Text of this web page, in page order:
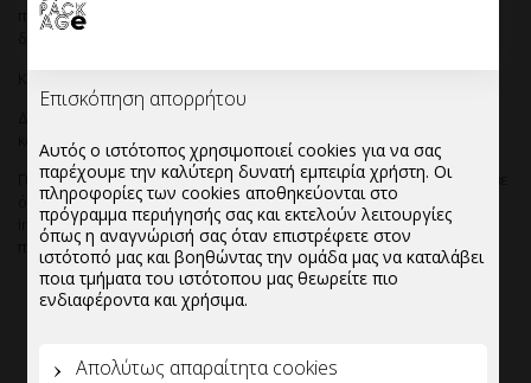
περιλαμβάνει mix απο ποτήρια ή να είναι ατόφια,να περιλαμβάνει
Δυνατότητα βελτιστοποίησης τιμών για ποσότητες απο μια παλέτα
και άνω.
Για μεγαλύτερες ποσότητες-συνεργασία υπερχονδρικής,παρακαλούμε
όπως επικοινωνήσετε μας αποστείλλετε το email σας στο
info@mypackage.gr, ή εναλλακτικά μπορείτε να συμπληρώσετε το
πεδίο ζήτησης προσφοράς και να επικοινωνήσουμε μαζί σας.
Επισκόπηση απορρήτου
Αυτός ο ιστότοπος χρησιμοποιεί cookies για να σας
παρέχουμε την καλύτερη δυνατή εμπειρία χρήστη. Οι
πληροφορίες των cookies αποθηκεύονται στο
πρόγραμμα περιήγησής σας και εκτελούν λειτουργίες
όπως η αναγνώρισή σας όταν επιστρέφετε στον
ιστότοπό μας και βοηθώντας την ομάδα μας να καταλάβει
ποια τμήματα του ιστότοπου μας θεωρείτε πιο
ενδιαφέροντα και χρήσιμα.
Απολύτως απαραίτητα cookies